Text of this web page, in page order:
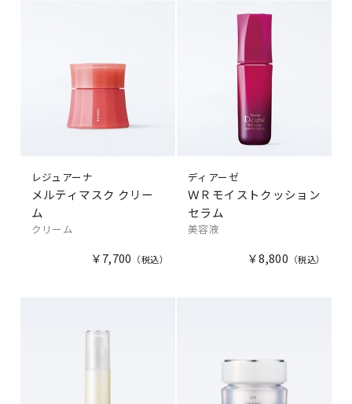
レジュアーナ
メルティマスク クリー
ム
クリーム
￥7,700
ディアーゼ
ＷＲモイストクッション
セラム
美容液
￥8,800